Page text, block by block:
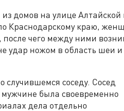
домов на улице Алтайской
Краснодарскому краю,
чего между ними
удар ножом в область шеи и
случившемся соседу. Сосед
была своевременно
дела отдельно